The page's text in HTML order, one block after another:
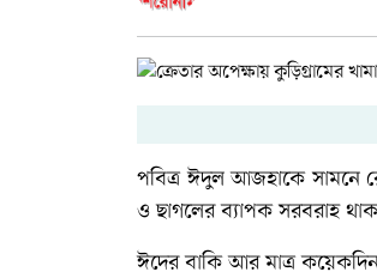
পবিত্র ঈদুল আজহাকে সামনে
ও ছাগলের ব্যাপক সরবরাহ
ঈদের বাকি আর মাত্র